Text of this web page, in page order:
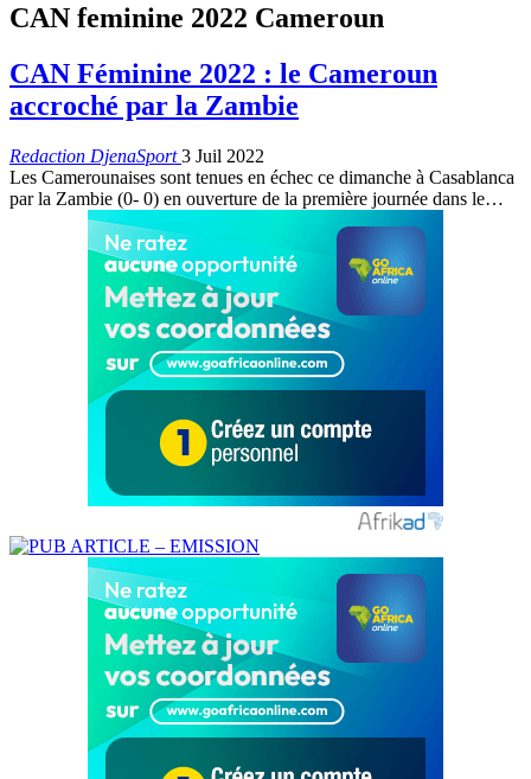
CAN feminine 2022 Cameroun
CAN Féminine 2022 : le Cameroun
accroché par la Zambie
Redaction DjenaSport3 Juil 2022
Les Camerounaises sont tenues en échec ce dimanche à Casablanca
par la Zambie (0- 0) en ouverture de la première journée dans le…